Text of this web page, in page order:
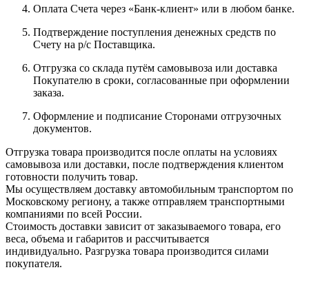
Оплата Счета через «Банк-клиент» или в любом банке.
Подтверждение поступления денежных средств по
Счету на р/с Поставщика.
Отгрузка со склада путём самовывоза или доставка
Покупателю в сроки, согласованные при оформлении
заказа.
Оформление и подписание Сторонами отгрузочных
документов.
Отгрузка товара производится после оплаты на условиях
самовывоза или доставки, после подтверждения клиентом
готовности получить товар.
Мы осуществляем доставку автомобильным транспортом по
Московскому региону, а также отправляем транспортными
компаниями по всей России.
Стоимость доставки зависит от заказываемого товара, его
веса, объема и габаритов и рассчитывается
индивидуально. Разгрузка товара производится силами
покупателя.